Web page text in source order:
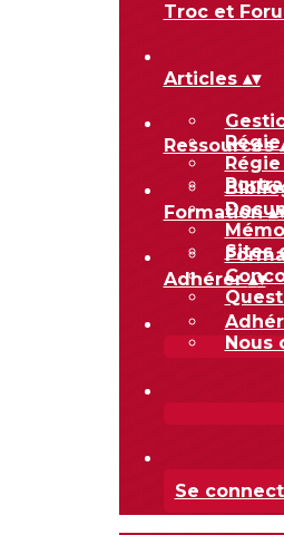
Troc et
Articles ▴▾
Ressources
Sites
Formation▴
Adhérer▴▾
Nous
Se